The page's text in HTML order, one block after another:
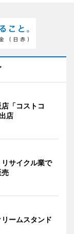
「コストコ
店
サイクル業で
売
ームスタンド